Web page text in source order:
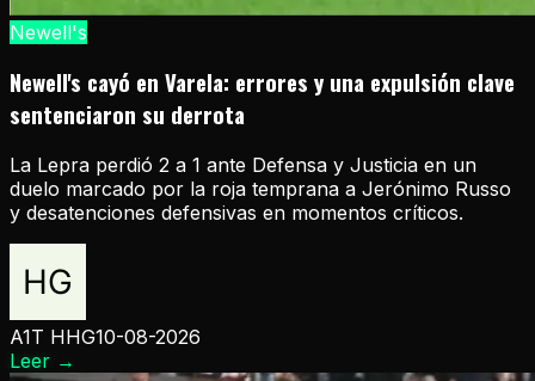
Newell's
Newell's cayó en Varela: errores y una expulsión clave
sentenciaron su derrota
La Lepra perdió 2 a 1 ante Defensa y Justicia en un
duelo marcado por la roja temprana a Jerónimo Russo
y desatenciones defensivas en momentos críticos.
A1T HHG10-08-2026
Leer →